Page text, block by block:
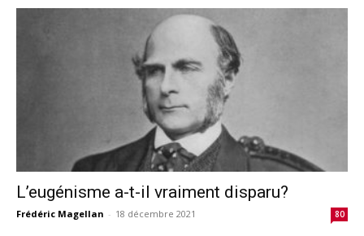
L’eugénisme a-t-il vraiment disparu?
Frédéric Magellan - 18 décembre 2021 80